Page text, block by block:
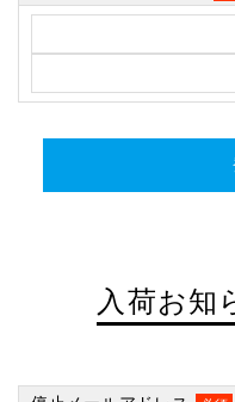
入荷お知